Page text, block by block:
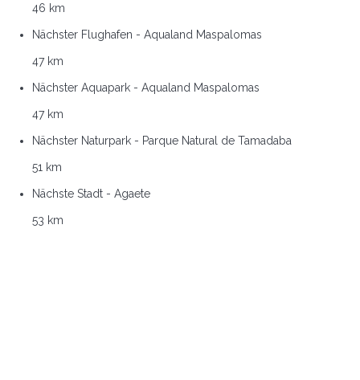
46 km
Nächster Flughafen - Aqualand Maspalomas
47 km
Nächster Aquapark - Aqualand Maspalomas
47 km
Nächster Naturpark - Parque Natural de Tamadaba
51 km
Nächste Stadt - Agaete
53 km